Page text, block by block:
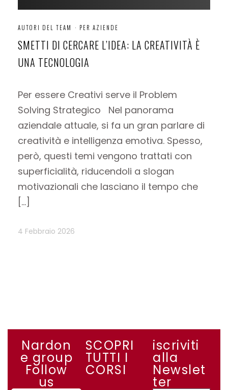
AUTORI DEL TEAM · PER AZIENDE
SMETTI DI CERCARE L’IDEA: LA CREATIVITÀ È
UNA TECNOLOGIA
Per essere Creativi serve il Problem
Solving Strategico Nel panorama
aziendale attuale, si fa un gran parlare di
creatività e intelligenza emotiva. Spesso,
però, questi temi vengono trattati con
superficialità, riducendoli a slogan
motivazionali che lasciano il tempo che
[…]
4 Febbraio 2026
Nardon
e group
Follow
us
SCOPRI
TUTTI I
CORSI
iscriviti
alla
Newslet
ter